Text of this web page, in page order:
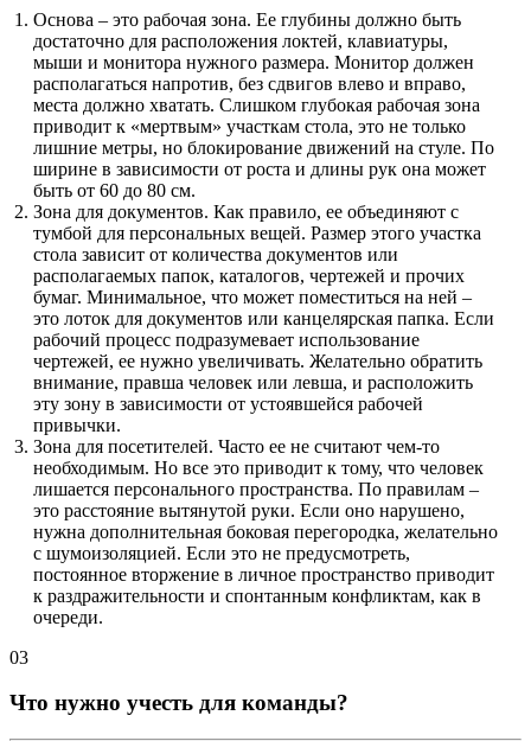
Основа – это рабочая зона. Ее глубины должно быть
достаточно для расположения локтей, клавиатуры,
мыши и монитора нужного размера. Монитор должен
располагаться напротив, без сдвигов влево и вправо,
места должно хватать. Слишком глубокая рабочая зона
приводит к «мертвым» участкам стола, это не только
лишние метры, но блокирование движений на стуле. По
ширине в зависимости от роста и длины рук она может
быть от 60 до 80 см.
Зона для документов. Как правило, ее объединяют с
тумбой для персональных вещей. Размер этого участка
стола зависит от количества документов или
располагаемых папок, каталогов, чертежей и прочих
бумаг. Минимальное, что может поместиться на ней –
это лоток для документов или канцелярская папка. Если
рабочий процесс подразумевает использование
чертежей, ее нужно увеличивать. Желательно обратить
внимание, правша человек или левша, и расположить
эту зону в зависимости от устоявшейся рабочей
привычки.
Зона для посетителей. Часто ее не считают чем-то
необходимым. Но все это приводит к тому, что человек
лишается персонального пространства. По правилам –
это расстояние вытянутой руки. Если оно нарушено,
нужна дополнительная боковая перегородка, желательно
с шумоизоляцией. Если это не предусмотреть,
постоянное вторжение в личное пространство приводит
к раздражительности и спонтанным конфликтам, как в
очереди.
03
Что нужно учесть для команды?